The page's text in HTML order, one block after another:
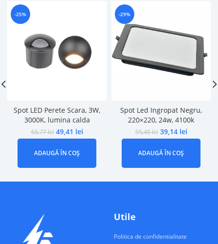
-25%
Spot LED Perete Scara, 3W,
3000K, lumina calda
65,77lei 49,41 lei
ADAUGĂ ÎN COȘ
-29%
Spot Led Ingropat Negru,
220×220, 24w, 4100k
55,45lei 39,14 lei
ADAUGĂ ÎN COȘ
Utile
Politica de confidentialitate